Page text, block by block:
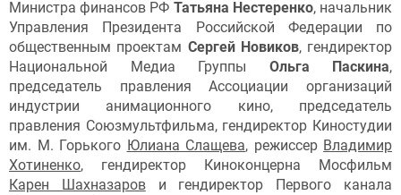
Министра финансов РФ Татьяна Нестеренко, начальник
Управления Президента Российской Федерации по
общественным проектам Сергей Новиков, гендиректор
Национальной Медиа Группы Ольга Паскина,
председатель правления Ассоциации организаций
индустрии анимационного кино, председатель
правления Союзмультфильма, гендиректор Киностудии
им. М. Горького Юлиана Слащева, режиссер Владимир
Хотиненко, гендиректор Киноконцерна Мосфильм
Карен Шахназарови гендиректор Первого канала